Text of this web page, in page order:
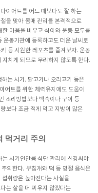
이어트를 어느 때보다도 잘 하는
을 맞아 몸매 관리를 본격적으로
마음을 비우고 식이와 운동 모두를
운동기관에 등록하고도 더운 날씨로
등 시원한 레포츠를 즐겨보자. 운동
치게 되므로 무리하지 않도록 한다.
는 시기. 닭고기나 오리고기 등은
어트를 위한 체력유지에도 도움이
조리방법보다 백숙이나 구이 등
보다 조금 적게 먹고 지방이 많은
먹거리 주의
시기인만큼 식단 관리에 신경써야
의한다. 부침개와 떡 등 명절 음식은
취량은 높아진다는 사실을
는 살을 더 찌우지 않겠다는